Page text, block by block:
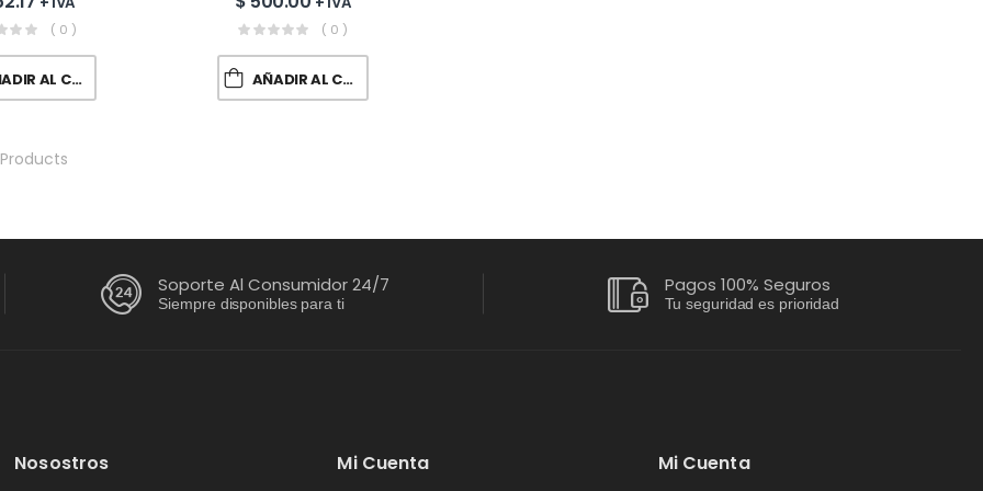
395.65 + IVA
( 0 )
AL CARRITO
( 0 )
AÑADIR AL CARRITO
Products
Soporte Al Consumidor 24/7
Siempre disponibles para ti
Pagos 100% Seguros
Tu seguridad es prioridad
Nosostros Mi Cuenta Mi Cuenta